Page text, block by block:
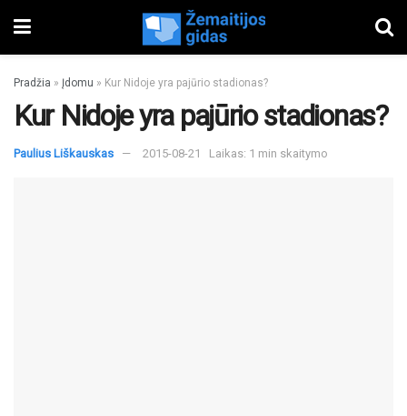
Pradžia » Įdomu » Kur Nidoje yra pajūrio stadionas?
Kur Nidoje yra pajūrio stadionas?
Paulius Liškauskas 2015-08-21 Laikas: 1 min skaitymo